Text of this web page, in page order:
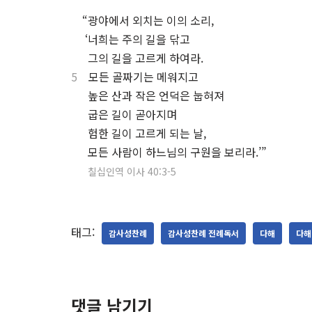
“광야에서 외치는 이의 소리,
‘너희는 주의 길을 닦고
그의 길을 고르게 하여라.
5 모든 골짜기는 메워지고
높은 산과 작은 언덕은 눕혀져
굽은 길이 곧아지며
험한 길이 고르게 되는 날,
모든 사람이 하느님의 구원을 보리라.’”
칠십인역 이사 40:3-5
태그: 감사성찬례 감사성찬례 전례독서 다해 다
댓글 남기기